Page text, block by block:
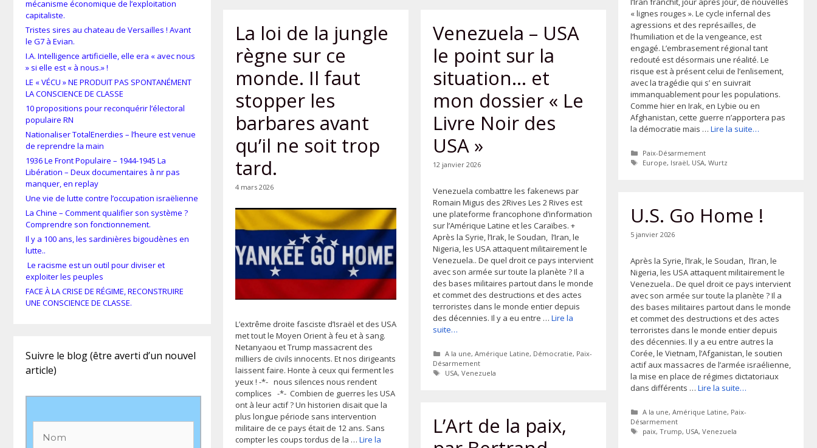
« lignes rouges ». Le cycle infernal des
agressions et des représailles, de
l’humiliation et de la vengeance, est
engagé. L’embrasement régional tant
redouté est désormais une réalité. Le
risque est à présent celui de l’enlisement,
avec la tragédie qui s’ en suivrait
immanquablement pour les populations.
Comme hier en Irak, en Lybie ou en
Afghanistan, cette guerre n’apportera pas
la démocratie mais … Lire la suite…
Catégories
Paix-Désarmement
Étiquettes
Europe, Israël, USA, Wurtz
La loi de la jungle
règne sur ce
monde. Il faut
stopper les
barbares avant
qu’il ne soit trop
tard.
4 mars 2026
L’extrême droite fasciste d’Israël et des USA
met tout le Moyen Orient à feu et à sang.
Netanyaou et Trump massacrent des
milliers de civils innocents. Et nos dirigeants
laissent faire. Honte à ceux qui ferment les
yeux ! -*- nous silences nous rendent
complices -*- Combien de guerres les USA
ont à leur actif ? Un historien disait que la
plus longue période sans intervention
militaire de ce pays était de 12 ans. Sans
compter les coups tordus de la … Lire la
Venezuela – USA
le point sur la
situation… et
mon dossier « Le
Livre Noir des
USA »
12 janvier 2026
Venezuela combattre les fakenews par
Romain Migus des 2Rives Les 2 Rives est
une plateforme francophone d’information
sur l’Amérique Latine et les Caraïbes. +
Après la Syrie, l’Irak, le Soudan, l’Iran, le
Nigeria, les USA attaquent militairement le
Venezuela.. De quel droit ce pays intervient
avec son armée sur toute la planète ? Il a
des bases militaires partout dans le monde
et commet des destructions et des actes
terroristes dans le monde entier depuis
des décennies. Il y a eu entre … Lire la
suite…
Catégories
A la une, Amérique Latine, Démocratie, Paix-
Désarmement
Étiquettes
USA, Venezuela
U.S. Go Home !
5 janvier 2026
Après la Syrie, l’Irak, le Soudan, l’Iran, le
Nigeria, les USA attaquent militairement le
Venezuela.. De quel droit ce pays intervient
avec son armée sur toute la planète ? Il a
des bases militaires partout dans le monde
et commet des destructions et des actes
terroristes dans le monde entier depuis
des décennies. Il y a eu entre autres la
Corée, le Vietnam, l’Afganistan, le soutien
actif aux massacres de l’armée israélienne,
la mise en place de régimes dictatoriaux
dans différents … Lire la suite…
Catégories
A la une, Amérique Latine, Paix-
Désarmement
Étiquettes
paix, Trump, USA, Venezuela
L’Art de la paix,
mécanisme économique de l’exploitation
capitaliste.
Tristes sires au chateau de Versailles ! Avant
le G7 à Evian.
I.A. Intelligence artificielle, elle era « avec nous
» si elle est « à nous.» !
LE « VÉCU » NE PRODUIT PAS SPONTANÉMENT
LA CONSCIENCE DE CLASSE
10 propositions pour reconquérir l’électoral
populaire RN
Nationaliser TotalEnerdies – l’heure est venue
de reprendre la main
1936 Le Front Populaire – 1944-1945 La
Libération – Deux documentaires à nr pas
manquer, en replay
Une vie de lutte contre l’occupation israëlienne
La Chine – Comment qualifier son système ?
Comprendre son fonctionnement.
Il y a 100 ans, les sardinières bigoudènes en
lutte..
Le racisme est un outil pour diviser et
exploiter les peuples
FACE À LA CRISE DE RÉGIME, RECONSTRUIRE
UNE CONSCIENCE DE CLASSE.
Suivre le blog (être averti d’un nouvel
article)